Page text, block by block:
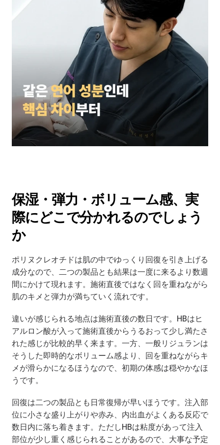
保湿・弾力・ボリューム感、実
際にどこで分かれるのでしょう
か
ポリヌクレオチドは肌の中でゆっくり回復を引き上げる
成分なので、二つの製品とも結果は一度に来るより数週
間にかけて現れます。施術直後ではなく回を重ねながら
肌のキメと弾力が満ちていく流れです。
違いが感じられる地点は施術直後の数日です。HBはヒ
アルロン酸が入って施術直後からうるおって少し満たさ
れた感じが比較的早く来ます。一方、一般リジュランは
そうした即時的なボリューム感より、回を重ねながらキ
メが滑らかになるほうなので、初期の体感は穏やかなほ
うです。
回復は二つの製品とも日常復帰が早いほうです。注入部
位に小さな盛り上がりや赤み、内出血がよくある反応で
数日内に落ち着きます。ただしHBは粘度があって注入
部位が少し重く感じられることがあるので、大事な予定